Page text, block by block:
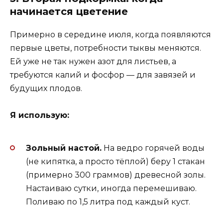
начинается цветение
Примерно в середине июля, когда появляются
первые цветы, потребности тыквы меняются.
Ей уже не так нужен азот для листьев, а
требуются калий и фосфор — для завязей и
будущих плодов.
Я использую:
Зольный настой. На ведро горячей воды
(не кипятка, а просто тёплой) беру 1 стакан
(примерно 300 граммов) древесной золы.
Настаиваю сутки, иногда перемешиваю.
Поливаю по 1,5 литра под каждый куст.